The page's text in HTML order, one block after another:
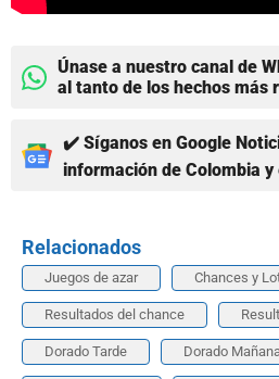
Únase a nuestro canal de
al tanto de los hechos más
✔️ Síganos en Google
información de Colombia y
Relacionados
Juegos de azar Chances y
Resultados del chance
Dorado Tarde Dorado